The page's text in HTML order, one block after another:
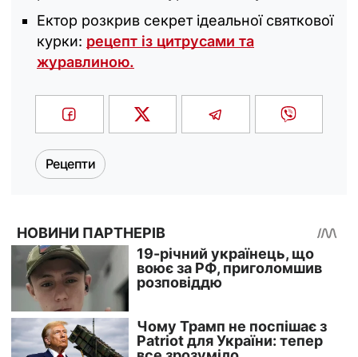
Ектор розкрив секрет ідеальної святкової
курки: рецепт із цитрусами та
журавлиною.
Рецепти